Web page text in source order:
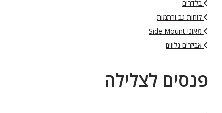
בלדרים
לוחות גב ורתמות
מאזני Side Mount
אביזרים נלווים
פנסים לצלילה